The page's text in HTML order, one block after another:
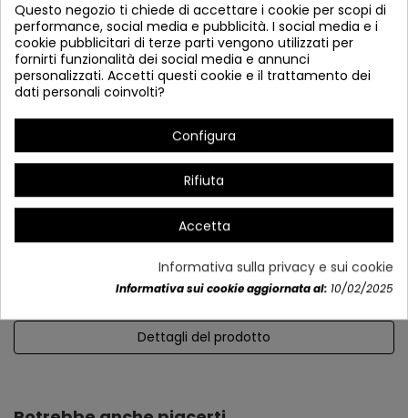
*Abile in intensità e colore
30 secondi di spegnimento intelligente.
Dettagli del prodotto
Questo negozio ti chiede di accettare i cookie per scopi di
performance, social media e pubblicità. I social media e i
cookie pubblicitari di terze parti vengono utilizzati per
fornirti funzionalità dei social media e annunci
personalizzati. Accetti questi cookie e il trattamento dei
dati personali coinvolti?
Configura
Rifiuta
Accetta
Informativa sulla privacy e sui cookie
Informativa sui cookie aggiornata al: 10/02/2025